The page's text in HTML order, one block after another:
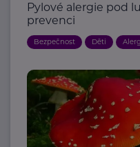
Pylové alergie pod
prevenci
Bezpečnost Děti